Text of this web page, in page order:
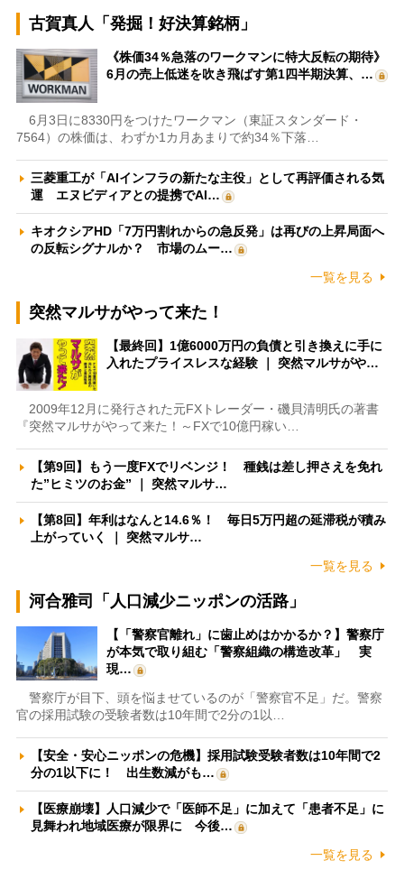
古賀真人「発掘！好決算銘柄」
《株価34％急落のワークマンに特大反転の期待》
6月の売上低迷を吹き飛ばす第1四半期決算、…
6月3日に8330円をつけたワークマン（東証スタンダード・
7564）の株価は、わずか1カ月あまりで約34％下落…
三菱重工が「AIインフラの新たな主役」として再評価される気
運 エヌビディアとの提携でAI…
キオクシアHD「7万円割れからの急反発」は再びの上昇局面へ
の反転シグナルか？ 市場のムー…
一覧を見る
突然マルサがやって来た！
【最終回】1億6000万円の負債と引き換えに手に
入れたプライスレスな経験 ｜ 突然マルサがや…
2009年12月に発行された元FXトレーダー・磯貝清明氏の著書
『突然マルサがやって来た！～FXで10億円稼い…
【第9回】もう一度FXでリベンジ！ 種銭は差し押さえを免れ
た”ヒミツのお金” ｜ 突然マルサ…
【第8回】年利はなんと14.6％！ 毎日5万円超の延滞税が積み
上がっていく ｜ 突然マルサ…
一覧を見る
河合雅司「人口減少ニッポンの活路」
【「警察官離れ」に歯止めはかかるか？】警察庁
が本気で取り組む「警察組織の構造改革」 実
現…
警察庁が目下、頭を悩ませているのが「警察官不足」だ。警察
官の採用試験の受験者数は10年間で2分の1以…
【安全・安心ニッポンの危機】採用試験受験者数は10年間で2
分の1以下に！ 出生数減がも…
【医療崩壊】人口減少で「医師不足」に加えて「患者不足」に
見舞われ地域医療が限界に 今後…
一覧を見る